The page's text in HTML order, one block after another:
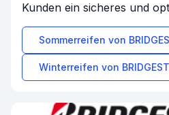
Kunden ein sicheres und
Sommerreifen von
Winterreifen von